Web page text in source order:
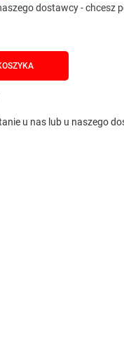
dostawcy - chcesz
u nas lub u naszego